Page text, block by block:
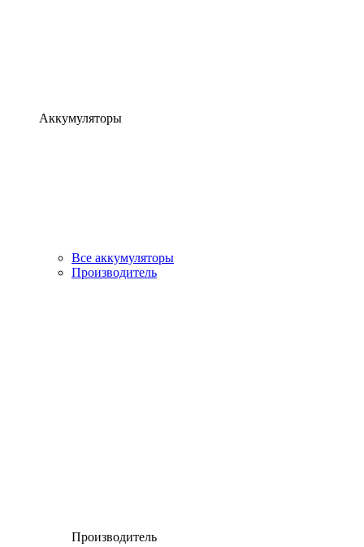
Аккумуляторы
Все аккумуляторы
Производитель
Производитель